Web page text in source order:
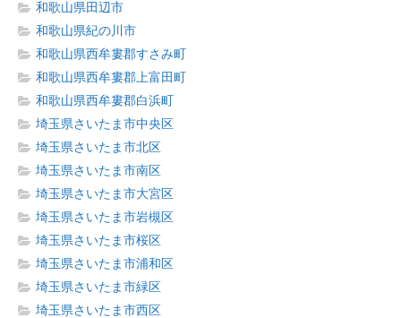
和歌山県田辺市
和歌山県紀の川市
和歌山県西牟婁郡すさみ町
和歌山県西牟婁郡上富田町
和歌山県西牟婁郡白浜町
埼玉県さいたま市中央区
埼玉県さいたま市北区
埼玉県さいたま市南区
埼玉県さいたま市大宮区
埼玉県さいたま市岩槻区
埼玉県さいたま市桜区
埼玉県さいたま市浦和区
埼玉県さいたま市緑区
埼玉県さいたま市西区